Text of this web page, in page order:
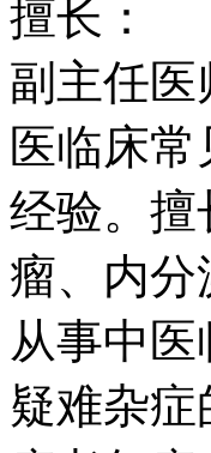
擅长：
副主任
医临床
经验。擅
瘤、内分
从事中医
疑难杂